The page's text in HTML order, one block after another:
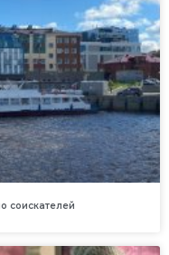
соискателей